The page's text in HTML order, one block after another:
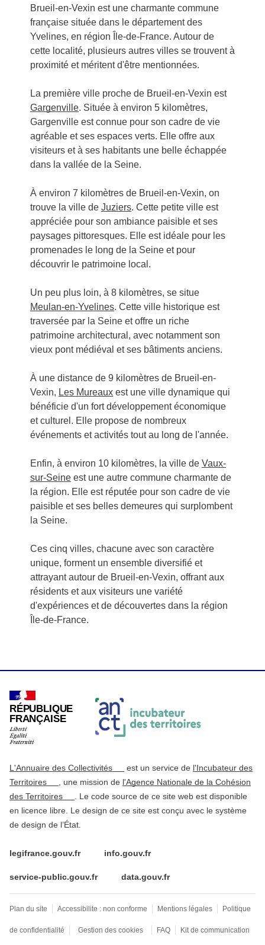
Brueil-en-Vexin est une charmante commune
française située dans le département des
Yvelines, en région Île-de-France. Autour de
cette localité, plusieurs autres villes se trouvent à
proximité et méritent d'être mentionnées.
La première ville proche de Brueil-en-Vexin est
Gargenville. Située à environ 5 kilomètres,
Gargenville est connue pour son cadre de vie
agréable et ses espaces verts. Elle offre aux
visiteurs et à ses habitants une belle échappée
dans la vallée de la Seine.
À environ 7 kilomètres de Brueil-en-Vexin, on
trouve la ville de Juziers. Cette petite ville est
appréciée pour son ambiance paisible et ses
paysages pittoresques. Elle est idéale pour les
promenades le long de la Seine et pour
découvrir le patrimoine local.
Un peu plus loin, à 8 kilomètres, se situe
Meulan-en-Yvelines. Cette ville historique est
traversée par la Seine et offre un riche
patrimoine architectural, avec notamment son
vieux pont médiéval et ses bâtiments anciens.
À une distance de 9 kilomètres de Brueil-en-
Vexin, Les Mureauxest une ville dynamique qui
bénéficie d'un fort développement économique
et culturel. Elle propose de nombreux
événements et activités tout au long de l'année.
Enfin, à environ 10 kilomètres, la ville de Vaux-
sur-Seineest une autre commune charmante de
la région. Elle est réputée pour son cadre de vie
paisible et ses belles demeures qui surplombent
la Seine.
Ces cinq villes, chacune avec son caractère
unique, forment un ensemble diversifié et
attrayant autour de Brueil-en-Vexin, offrant aux
résidents et aux visiteurs une variété
d'expériences et de découvertes dans la région
Île-de-France.
RÉPUBLIQUE
FRANÇAISE
L'Annuaire des Collectivités est un service de l'Incubateur des
Territoires
, une mission de l'Agence Nationale de la Cohésion
des Territoires
. Le code source de ce site web est disponible
en licence libre. Le design de ce site est conçu avec le système
de design de l’État.
legifrance.gouv.fr info.gouv.fr
service-public.gouv.fr data.gouv.fr
Plan du site Accessibilite : non conforme Mentions légales Politique
de confidentialité Gestion des cookies FAQ Kit de communication